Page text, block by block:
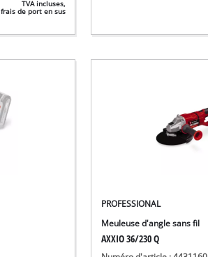
TVA incluses,
frais de port en sus
PROFESSIONAL
Meuleuse d'angle sans fil
AXXIO 36/230 Q